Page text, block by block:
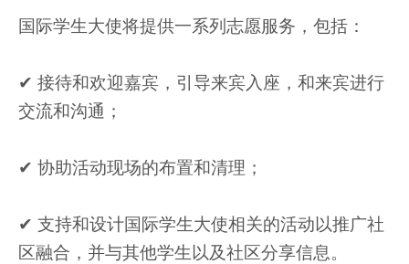
国际学生大使将提供一系列志愿服务，包括：
✔︎ 接待和欢迎嘉宾，引导来宾入座，和来宾进行
交流和沟通；
✔︎ 协助活动现场的布置和清理；
✔︎ 支持和设计国际学生大使相关的活动以推广社
区融合，并与其他学生以及社区分享信息。